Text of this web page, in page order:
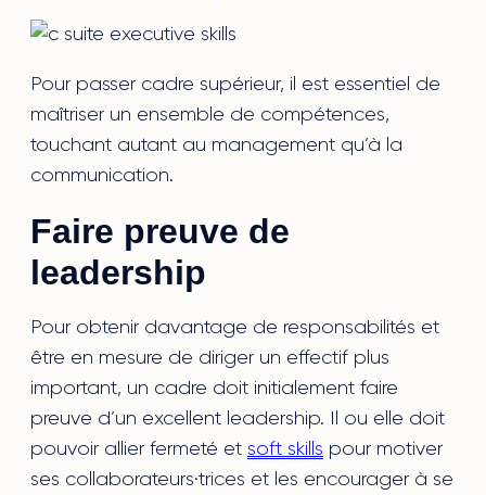
Pour passer cadre supérieur, il est essentiel de
maîtriser un ensemble de compétences,
touchant autant au management qu’à la
communication.
Faire preuve de
leadership
Pour obtenir davantage de responsabilités et
être en mesure de diriger un effectif plus
important, un cadre doit initialement faire
preuve d’un excellent leadership. Il ou elle doit
pouvoir allier fermeté et soft skills pour motiver
ses collaborateurs·trices et les encourager à se